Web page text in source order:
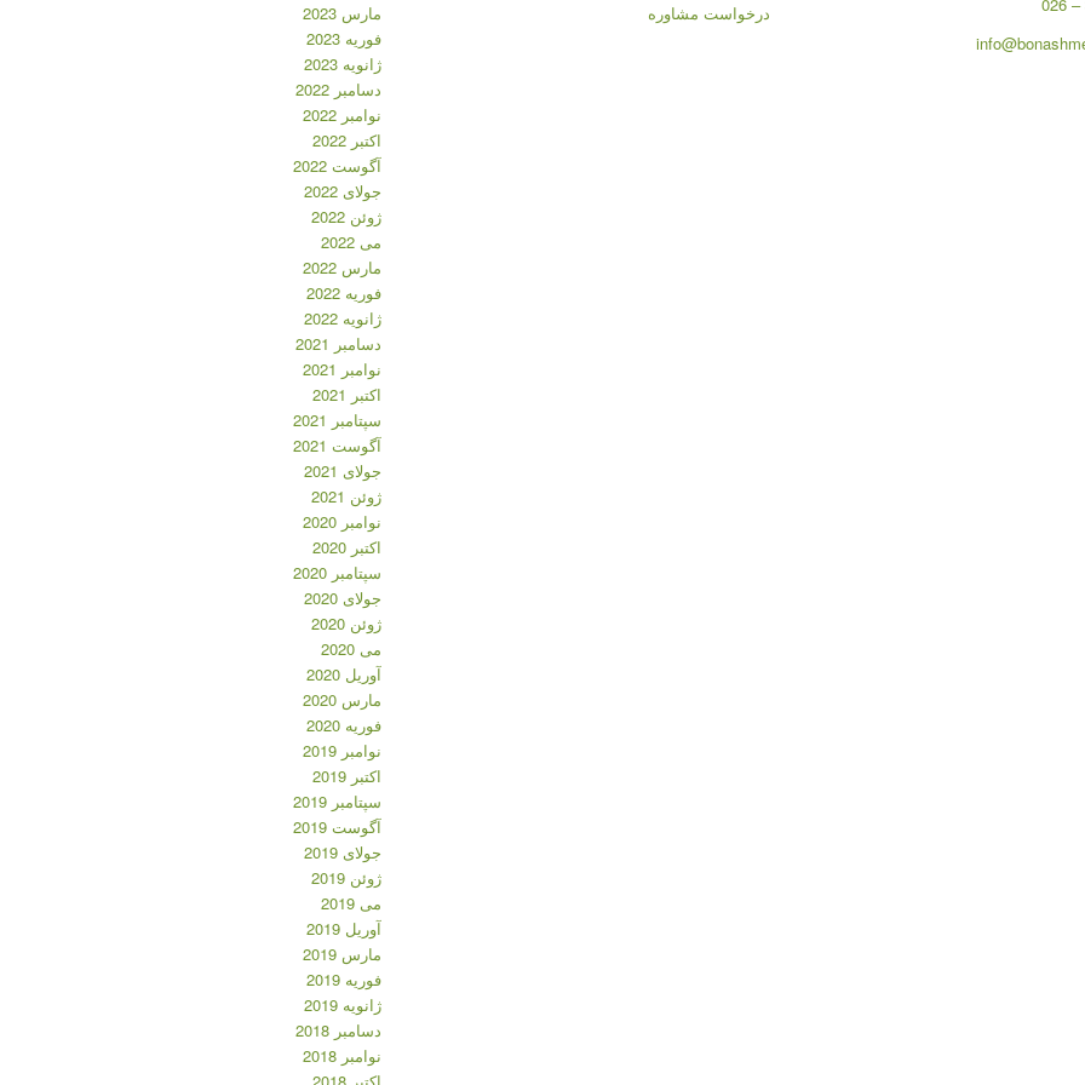
درخواست مشاوره
مارس 2023
فوریه 2023
ژانویه 2023
دسامبر 2022
نوامبر 2022
اکتبر 2022
آگوست 2022
جولای 2022
ژوئن 2022
می 2022
مارس 2022
فوریه 2022
ژانویه 2022
دسامبر 2021
نوامبر 2021
اکتبر 2021
سپتامبر 2021
آگوست 2021
جولای 2021
ژوئن 2021
نوامبر 2020
اکتبر 2020
سپتامبر 2020
جولای 2020
ژوئن 2020
می 2020
آوریل 2020
مارس 2020
فوریه 2020
نوامبر 2019
اکتبر 2019
سپتامبر 2019
آگوست 2019
جولای 2019
ژوئن 2019
می 2019
آوریل 2019
مارس 2019
فوریه 2019
ژانویه 2019
دسامبر 2018
نوامبر 2018